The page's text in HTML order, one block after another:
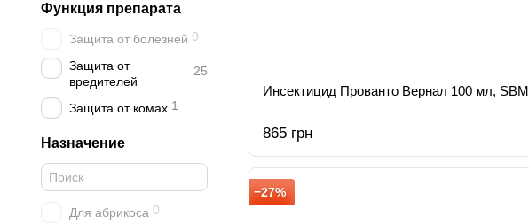
Инсектицид Прованто Вернал 100 мл, SBM
865 грн
−27%
Функция препарата
Защита от болезней 0
Защита от
вредителей
25
Защита от комах 1
Назначение
Для абрикоса 0